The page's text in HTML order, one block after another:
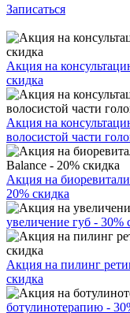
Записаться
Акция на
скидка
Акция на
волосистой части
Акция на
20% скидка
увеличение губ - 30%
Акция на пилинг
скидка
ботулинотерапию -